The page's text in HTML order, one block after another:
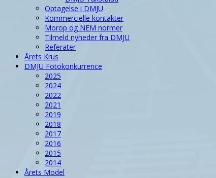
Optagelse i DMJU
Kommercielle kontakter
Morop og NEM normer
Tilmeld nyheder fra DMJU
Referater
Årets Krus
DMJU Fotokonkurrence
2025
2024
2022
2021
2019
2018
2017
2016
2015
2014
Årets Model